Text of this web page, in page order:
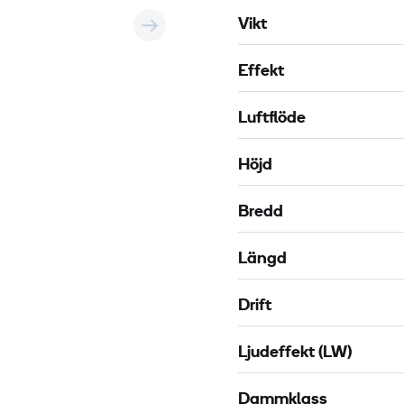
s
e
t
e
H
3
Vikt
Effekt
Luftflöde
Höjd
Bredd
Längd
Drift
Ljudeffekt (LW)
Dammklass